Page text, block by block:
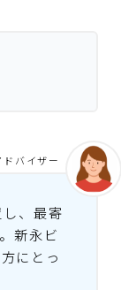
、最寄
新永ビ
にとっ
バイザー